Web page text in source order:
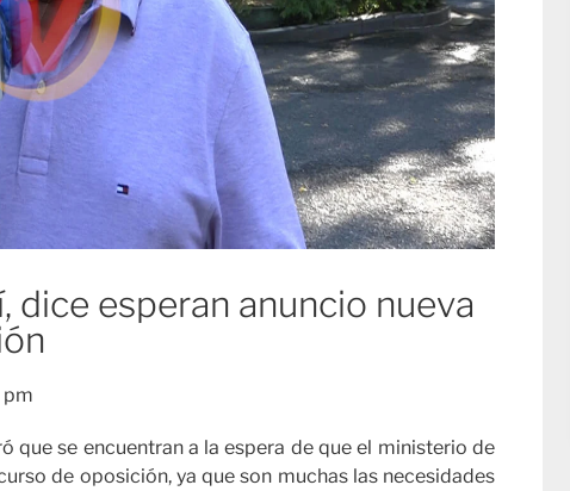
dice esperan anuncio nueva
pm
que se encuentran a la espera de que el ministerio de
de oposición, ya que son muchas las necesidades